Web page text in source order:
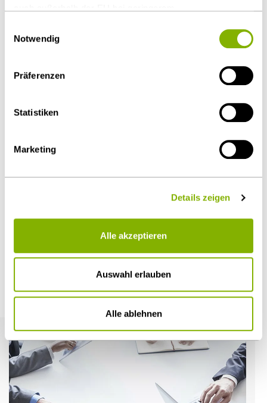
Regelungen das Risiko des staatlichen Zugriffs &
auszuschließen ist. Sie können Ihre Einwilligung jederzeit
über dieCookie-Einstellungen
widerrufen oder ändern.
Notwendig
Präferenzen
Statistiken
Marketing
Details zeigen
Alle akzeptieren
Auswahl erlauben
Alle ablehnen
Öffentlicher Sektor und Vergabe
Weitere Artikel